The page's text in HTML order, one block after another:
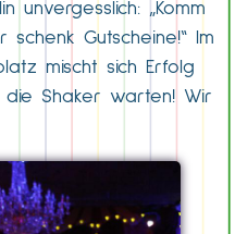
unvergesslich: „Komm
Gutscheine!“ Im
mischt sich Erfolg
die Shaker warten! Wir